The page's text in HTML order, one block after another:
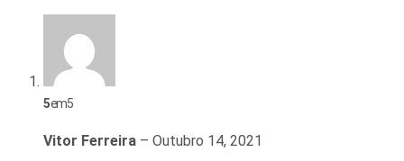
5em 5
Vitor Ferreira – Outubro 14, 2021